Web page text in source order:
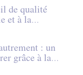
de qualité
et à la
: un
grâce à la